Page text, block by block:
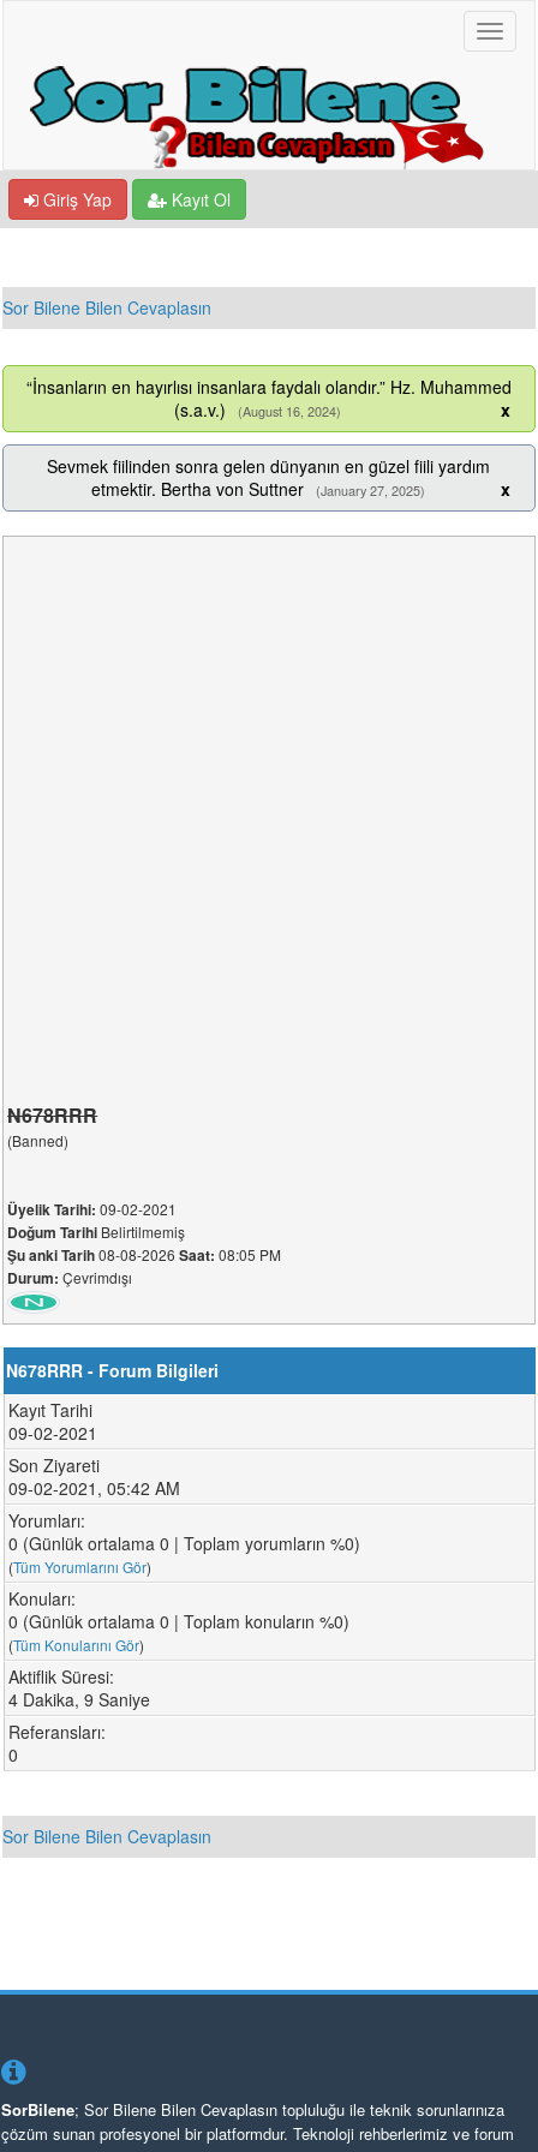
Giriş Yap Kayıt Ol
Sor Bilene Bilen Cevaplasın
“İnsanların en hayırlısı insanlara faydalı olandır.” Hz. Muhammed
(s.a.v.)
(August 16, 2024) x
Sevmek fiilinden sonra gelen dünyanın en güzel fiili yardım
etmektir. Bertha von Suttner
(January 27, 2025) x
N678RRR
(Banned)
Üyelik Tarihi: 09-02-2021
Doğum Tarihi Belirtilmemiş
Şu anki Tarih08-08-2026Saat: 08:05 PM
Durum: Çevrimdışı
N678RRR - Forum Bilgileri
Kayıt Tarihi
09-02-2021
Son Ziyareti
09-02-2021, 05:42 AM
Yorumları:
0 (Günlük ortalama 0 | Toplam yorumların %0)
(Tüm Yorumlarını Gör)
Konuları:
0 (Günlük ortalama 0 | Toplam konuların %0)
(Tüm Konularını Gör)
Aktiflik Süresi:
4 Dakika, 9 Saniye
Referansları:
0
Sor Bilene Bilen Cevaplasın
SorBilene; Sor Bilene Bilen Cevaplasın topluluğu ile teknik sorunlarınıza
çözüm sunan profesyonel bir platformdur. Teknoloji rehberlerimiz ve forum